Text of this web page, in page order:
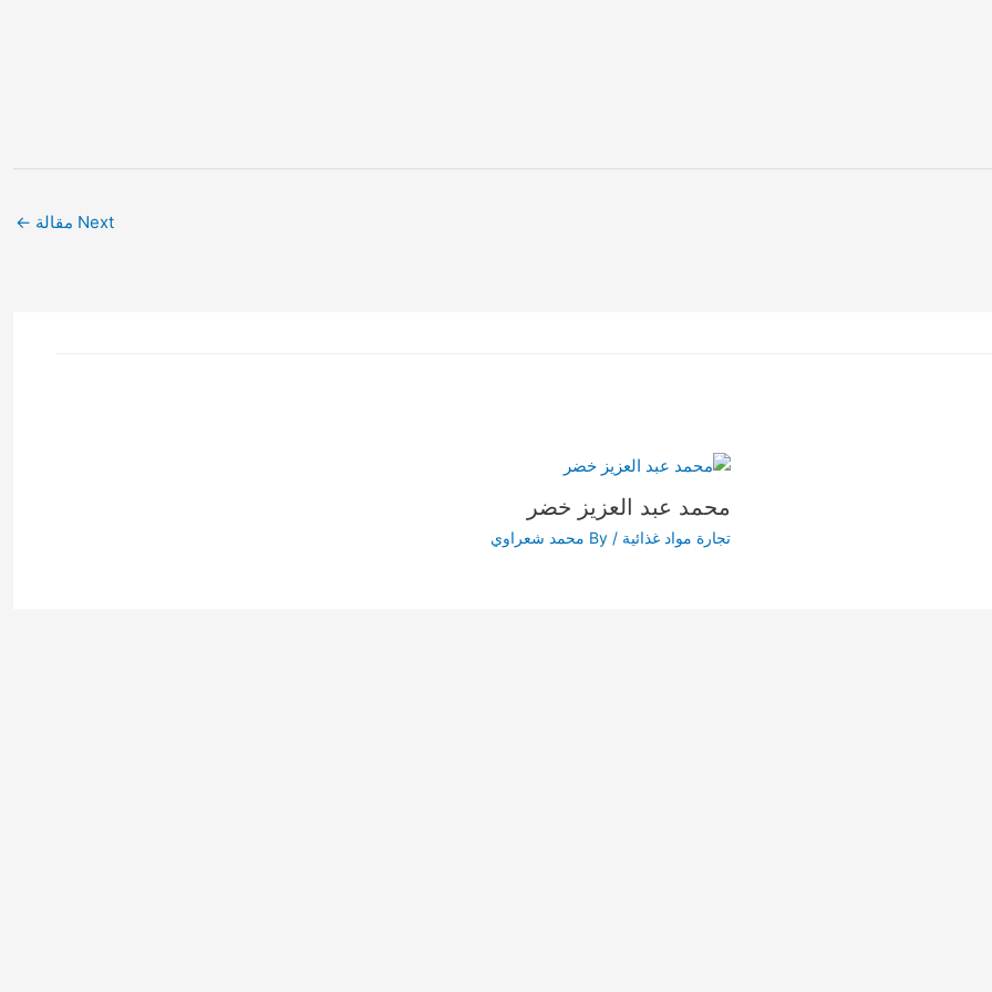
Next مقالة ←
محمد عبد العزيز خضر
تجارة مواد غذائية / By محمد شعراوي